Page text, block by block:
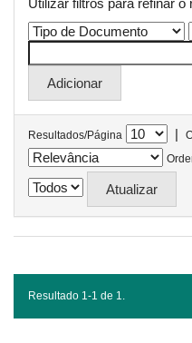
Resultados/Página |
Resultado 1-1 de 1.